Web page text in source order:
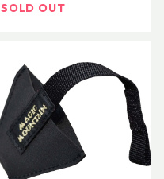
SOLD OUT